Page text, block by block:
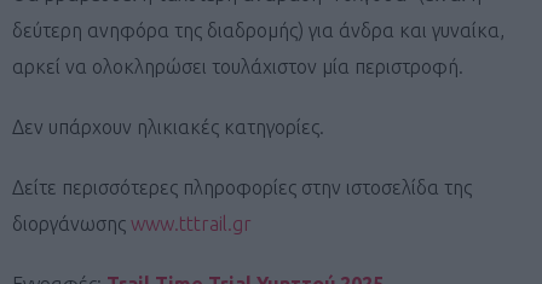
δεύτερη ανηφόρα της διαδρομής) για άνδρα και γυναίκα,
αρκεί να ολοκληρώσει τουλάχιστον μία περιστροφή.
Δεν υπάρχουν ηλικιακές κατηγορίες.
Δείτε περισσότερες πληροφορίες στην ιστοσελίδα της
διοργάνωσης www.tttrail.gr